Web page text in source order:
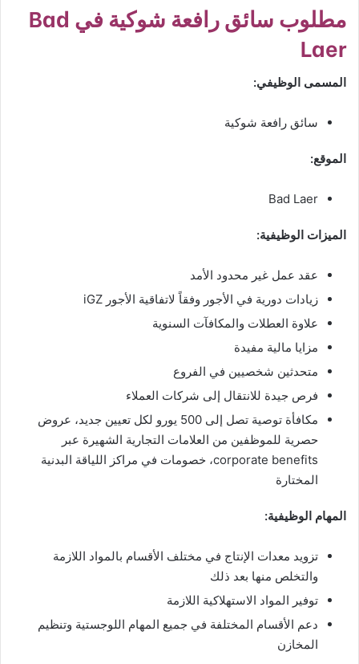
مطلوب سائق رافعة شوكية في Bad
Laer
المسمى الوظيفي:
سائق رافعة شوكية
الموقع:
Bad Laer
الميزات الوظيفية:
عقد عمل غير محدود الأمد
زيادات دورية في الأجور وفقاً لاتفاقية الأجور iGZ
علاوة العطلات والمكافآت السنوية
مزايا مالية مفيدة
متحدثين شخصيين في الفروع
فرص جيدة للانتقال إلى شركات العملاء
مكافأة توصية تصل إلى 500 يورو لكل تعيين جديد، عروض
حصرية للموظفين من العلامات التجارية الشهيرة عبر
corporate benefits، خصومات في مراكز اللياقة البدنية
المختارة
المهام الوظيفية:
تزويد معدات الإنتاج في مختلف الأقسام بالمواد اللازمة
والتخلص منها بعد ذلك
توفير المواد الاستهلاكية اللازمة
دعم الأقسام المختلفة في جميع المهام اللوجستية وتنظيم
المخازن